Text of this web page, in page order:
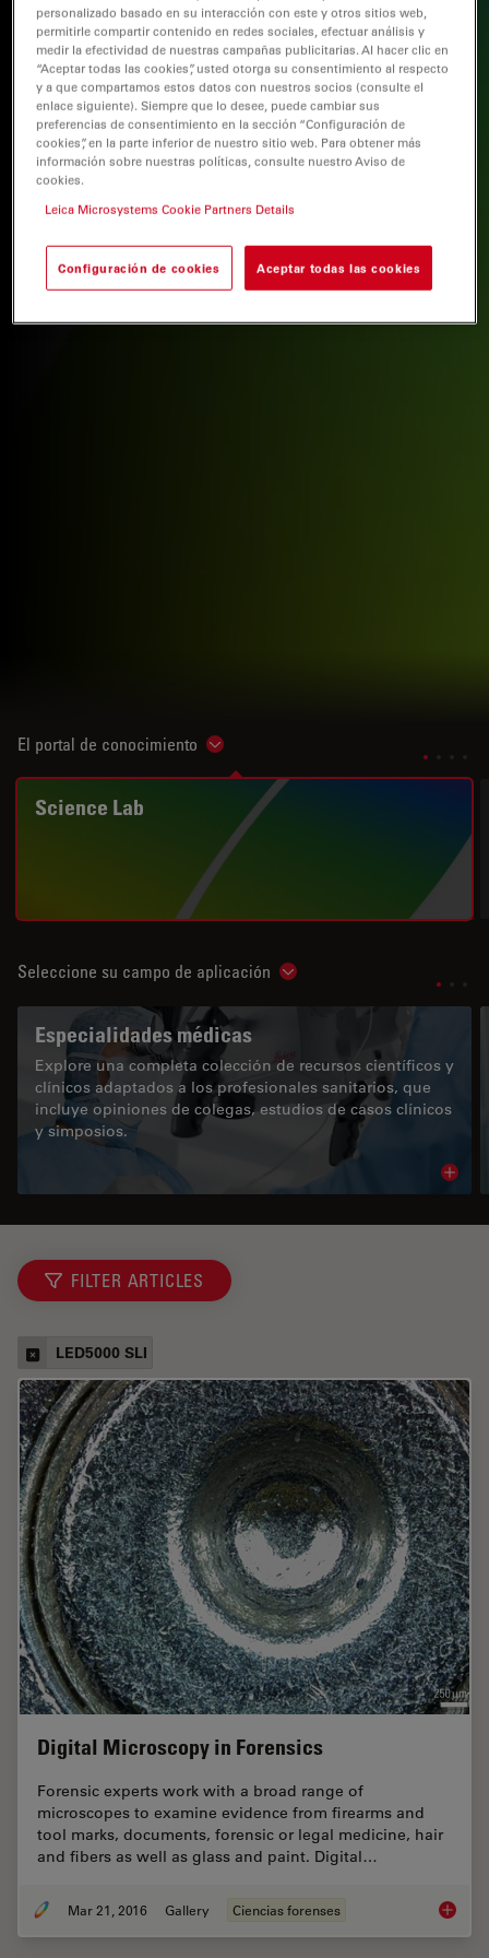
El portal de conocimiento Show subnavigation
Science Lab
Seleccione su campo de aplicación Show subnavigation
Especialidades médicas
Explore una completa colección de recursos científicos y
clínicos adaptados a los profesionales sanitarios, que
incluye opiniones de colegas, estudios de casos clínicos
y simposios.
FILTER ARTICLES
LED5000 SLI
Digital Microscopy in Forensics
Forensic experts work with a broad range of
microscopes to examine evidence from firearms and
tool marks, documents, forensic or legal medicine, hair
and fibers as well as glass and paint. Digital…
Mar 21, 2016 Gallery Ciencias forenses Digital
personalizado basado en su interacción con este y otros sitios web,
permitirle compartir contenido en redes sociales, efectuar análisis y
medir la efectividad de nuestras campañas publicitarias. Al hacer clic en
“Aceptar todas las cookies”, usted otorga su consentimiento al respecto
y a que compartamos estos datos con nuestros socios (consulte el
enlace siguiente). Siempre que lo desee, puede cambiar sus
preferencias de consentimiento en la sección “Configuración de
cookies”, en la parte inferior de nuestro sitio web. Para obtener más
información sobre nuestras políticas, consulte nuestro Aviso de
cookies.
Leica Microsystems Cookie Partners Details
Configuración de cookies Aceptar todas las cookies